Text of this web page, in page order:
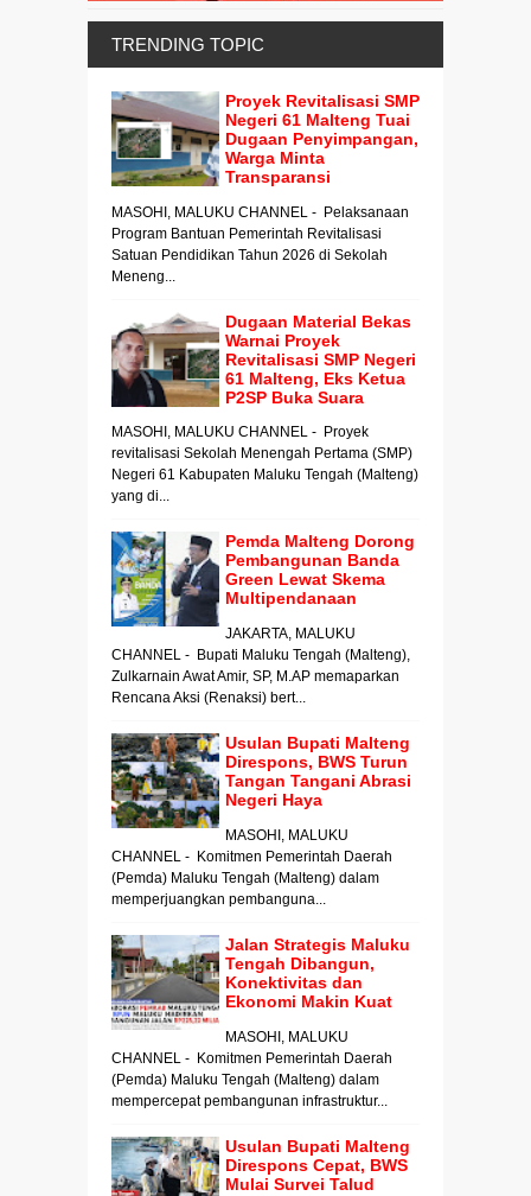
TRENDING TOPIC
Proyek Revitalisasi SMP
Negeri 61 Malteng Tuai
Dugaan Penyimpangan,
Warga Minta
Transparansi
MASOHI, MALUKU CHANNEL - Pelaksanaan
Program Bantuan Pemerintah Revitalisasi
Satuan Pendidikan Tahun 2026 di Sekolah
Meneng...
Dugaan Material Bekas
Warnai Proyek
Revitalisasi SMP Negeri
61 Malteng, Eks Ketua
P2SP Buka Suara
MASOHI, MALUKU CHANNEL - Proyek
revitalisasi Sekolah Menengah Pertama (SMP)
Negeri 61 Kabupaten Maluku Tengah (Malteng)
yang di...
Pemda Malteng Dorong
Pembangunan Banda
Green Lewat Skema
Multipendanaan
JAKARTA, MALUKU
CHANNEL - Bupati Maluku Tengah (Malteng),
Zulkarnain Awat Amir, SP, M.AP memaparkan
Rencana Aksi (Renaksi) bert...
Usulan Bupati Malteng
Direspons, BWS Turun
Tangan Tangani Abrasi
Negeri Haya
MASOHI, MALUKU
CHANNEL - Komitmen Pemerintah Daerah
(Pemda) Maluku Tengah (Malteng) dalam
memperjuangkan pembanguna...
Jalan Strategis Maluku
Tengah Dibangun,
Konektivitas dan
Ekonomi Makin Kuat
MASOHI, MALUKU
CHANNEL - Komitmen Pemerintah Daerah
(Pemda) Maluku Tengah (Malteng) dalam
mempercepat pembangunan infrastruktur...
Usulan Bupati Malteng
Direspons Cepat, BWS
Mulai Survei Talud